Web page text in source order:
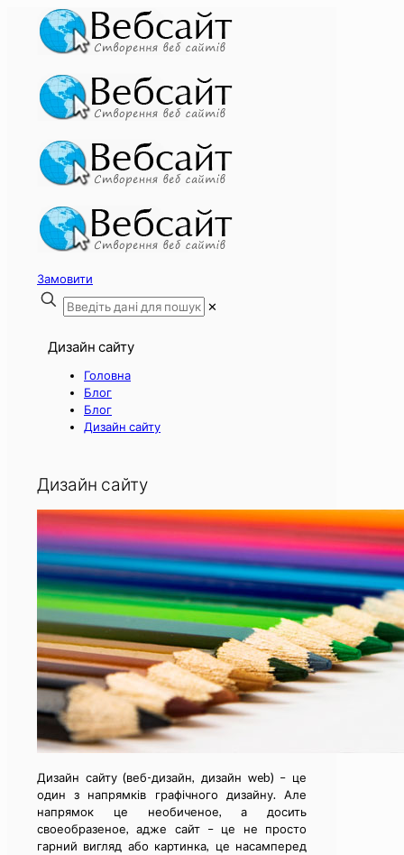
Замовити
✕
Дизайн сайту
Головна
Блог
Блог
Дизайн сайту
Дизайн сайту
Дизайн сайту (веб-дизайн, дизайн web) – це
один з напрямків графічного дизайну. Але
напрямок це необиченое, а досить
своеобразеное, адже сайт – це не просто
гарний вигляд або картинка, це насамперед